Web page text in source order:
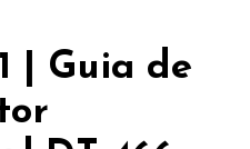
| Guia de